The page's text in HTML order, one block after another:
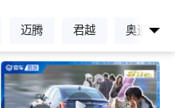
迈腾 君越 奥迪Q3